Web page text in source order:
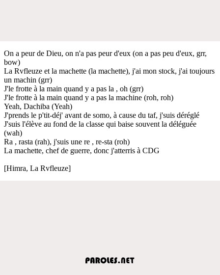
On a peur de Dieu, on n'a pas peur d'eux (on a pas peu d'eux, grr,
bow)
La Rvfleuze et la machette (la machette), j'ai mon stock, j'ai toujours
un machin (grr)
J'le frotte à la main quand y a pas la , oh (grr)
J'le frotte à la main quand y a pas la machine (roh, roh)
Yeah, Dachiba (Yeah)
J'prends le p'tit-déj' avant de somo, à cause du taf, j'suis déréglé
J'suis l'élève au fond de la classe qui baise souvent la déléguée
(wah)
Ra , rasta (rah), j'suis une re , re-sta (roh)
La machette, chef de guerre, donc j'atterris à CDG
[Himra, La Rvfleuze]